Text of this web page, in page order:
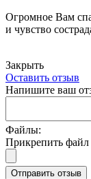
Огромное Вам
и чувство
Закрыть
Оставить отзыв
Напишите ваш
Файлы:
Прикрепить файл
Отправить отзыв